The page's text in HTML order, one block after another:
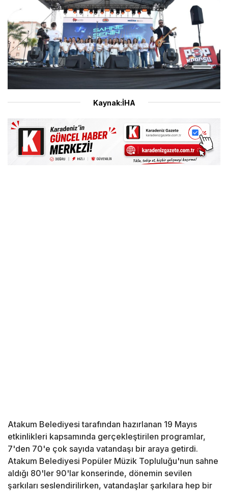
Kaynak:İHA
Atakum Belediyesi tarafından hazırlanan 19 Mayıs
etkinlikleri kapsamında gerçekleştirilen programlar,
7'den 70'e çok sayıda vatandaşı bir araya getirdi.
Atakum Belediyesi Popüler Müzik Topluluğu'nun sahne
aldığı 80'ler 90'lar konserinde, dönemin sevilen
şarkıları seslendirilirken, vatandaşlar şarkılara hep bir